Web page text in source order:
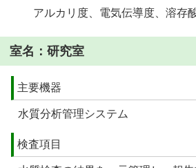
アルカリ度、電気伝導度、溶存
室名：研究室
主要機器
水質分析管理システム
検査項目